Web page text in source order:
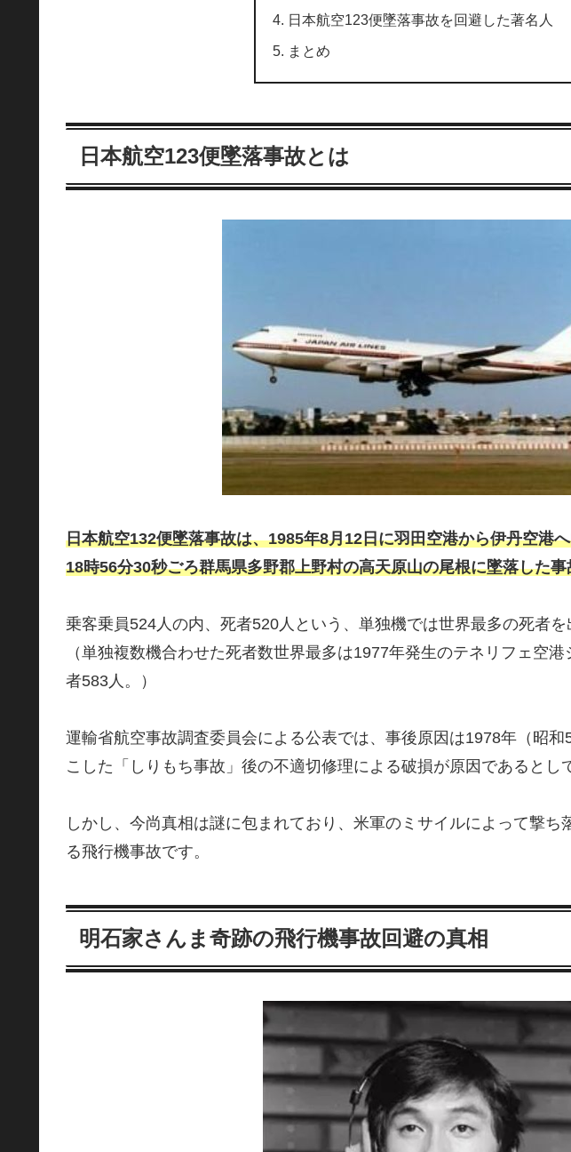
日本航空123便墜落事故を回避した著名人
まとめ
日本航空123便墜落事故とは
日本航空132便墜落事故は、1985年8月12日に羽田空港から伊丹空港
18時56分30秒ごろ群馬県多野郡上野村の高天原山の尾根に墜落した事
乗客乗員524人の内、死者520人という、単独機では世界最多の死者を
（単独複数機合わせた死者数世界最多は1977年発生のテネリフェ空
者583人。）
運輸省航空事故調査委員会による公表では、事後原因は1978年（昭
こした「しりもち事故」後の不適切修理による破損が原因であるとし
しかし、今尚真相は謎に包まれており、米軍のミサイルによって撃ち
る飛行機事故です。
明石家さんま奇跡の飛行機事故回避の真相